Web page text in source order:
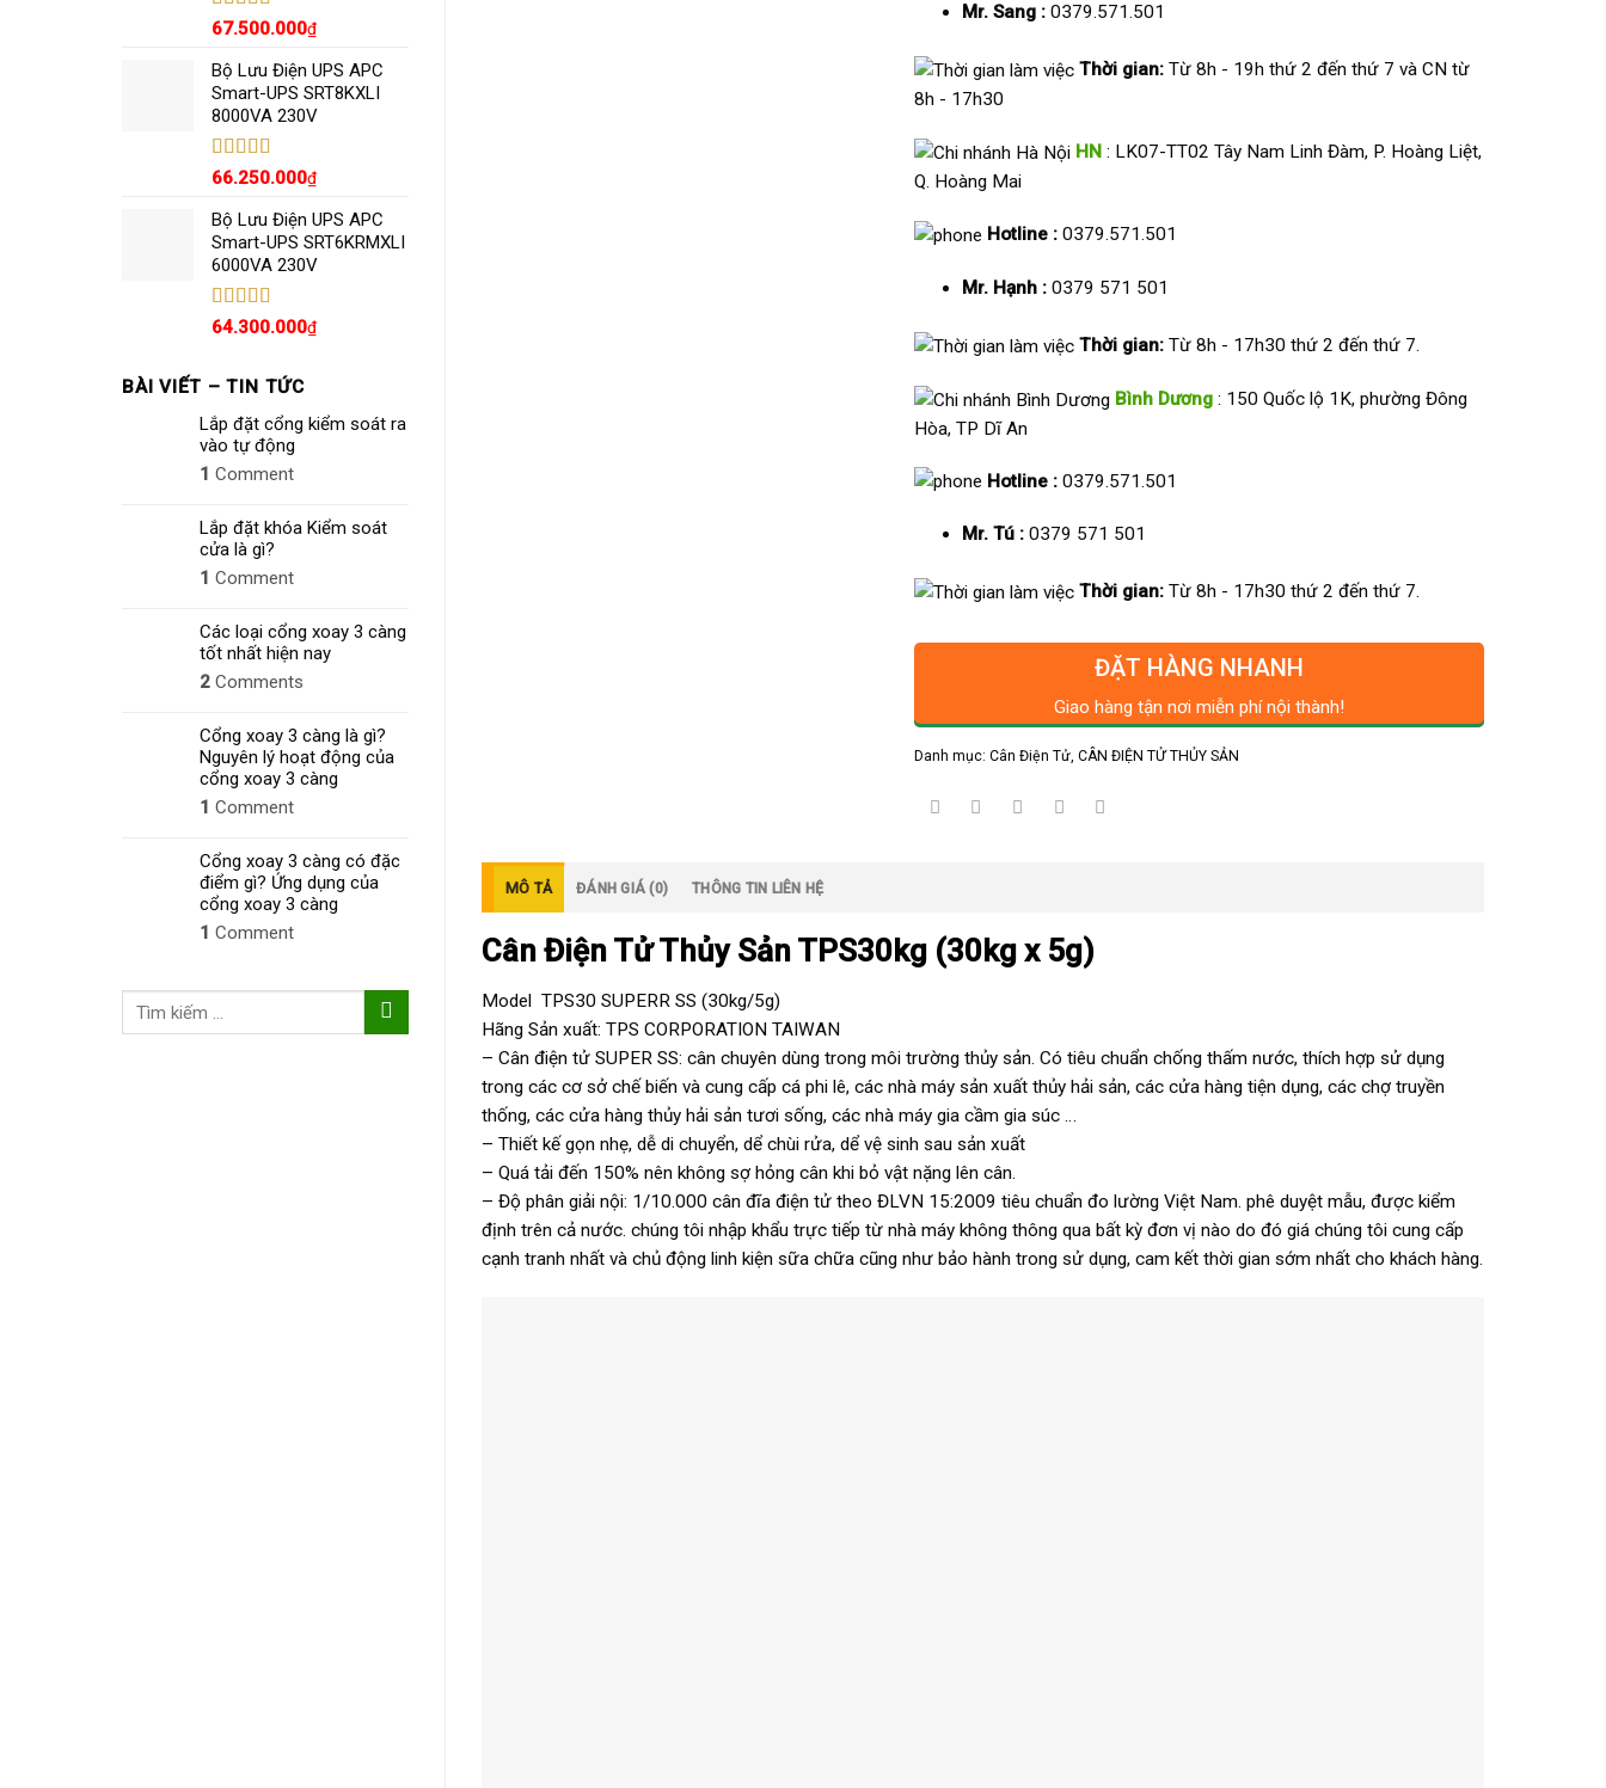
Được xếp
sao
67.500.000₫
Bộ Lưu Điện UPS APC
Smart-UPS SRT8KXLI
8000VA 230V
Được xếp
sao
66.250.000₫
Bộ Lưu Điện UPS APC
Smart-UPS SRT6KRMXLI
6000VA 230V
Được xếp
64.300.000₫
BÀI VIẾT – TIN TỨC
Lắp đặt cổng kiểm soát ra
vào tự động
1 Comment
Lắp đặt khóa Kiểm soát
cửa là gì?
1 Comment
Các loại cổng xoay 3 càng
tốt nhất hiện nay
2 Comments
Cổng xoay 3 càng là gì?
Nguyên lý hoạt động của
cổng xoay 3 càng
1 Comment
Cổng xoay 3 càng có đặc
điểm gì? Ứng dụng của
cổng xoay 3 càng
1 Comment
Tìm
Mr. Sang : 0379.571.501
Thời gian:Từ 8h - 19h thứ 2 đến thứ 7 và CN từ
8h - 17h30
HN: LK07-TT02 Tây Nam Linh Đàm, P. Hoàng Liệt,
Q. Hoàng Mai
Hotline :0379.571.501
Mr. Hạnh : 0379 571 501
Thời gian:Từ 8h - 17h30 thứ 2 đến thứ 7.
Bình Dương: 150 Quốc lộ 1K, phường Đông
Hòa, TP Dĩ An
Hotline :0379.571.501
Mr. Tú : 0379 571 501
Thời gian:Từ 8h - 17h30 thứ 2 đến thứ 7.
ĐẶT HÀNG NHANH
Giao hàng tận nơi miễn phí nội thành!
Danh mục:Cân Điện Tử,CÂN ĐIỆN TỬ THỦY SẢN
MÔ TẢ ĐÁNH GIÁ (0) THÔNG TIN LIÊN HỆ
Cân Điện Tử Thủy Sản TPS30kg (30kg x 5g)
Model TPS30 SUPERR SS (30kg/5g)
Hãng Sản xuất: TPS CORPORATION TAIWAN
– Cân điện tử SUPER SS: cân chuyên dùng trong môi trường thủy sản. Có tiêu chuẩn chống thấm nước, thích hợp sử dụng
trong các cơ sở chế biến và cung cấp cá phi lê, các nhà máy sản xuất thủy hải sản, các cửa hàng tiện dụng, các chợ truyền
thống, các cửa hàng thủy hải sản tươi sống, các nhà máy gia cầm gia súc …
– Thiết kế gọn nhẹ, dễ di chuyển, dể chùi rửa, dể vệ sinh sau sản xuất
– Quá tải đến 150% nên không sợ hỏng cân khi bỏ vật nặng lên cân.
– Độ phân giải nội: 1/10.000 cân đĩa điện tử theo ĐLVN 15:2009 tiêu chuẩn đo lường Việt Nam. phê duyệt mẫu, được kiểm
định trên cả nước. chúng tôi nhập khẩu trực tiếp từ nhà máy không thông qua bất kỳ đơn vị nào do đó giá chúng tôi cung cấp
cạnh tranh nhất và chủ động linh kiện sữa chữa cũng như bảo hành trong sử dụng, cam kết thời gian sớm nhất cho khách hàng.